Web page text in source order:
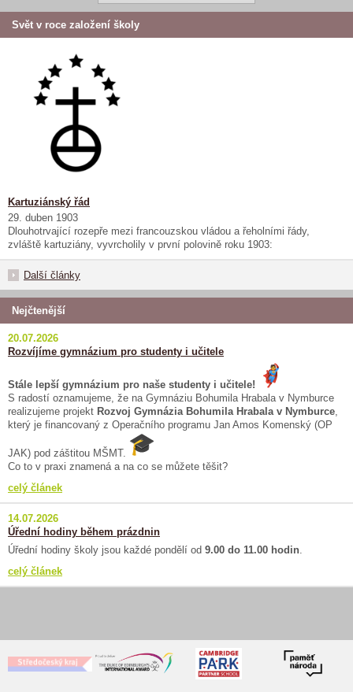
Svět v roce založení školy
Kartuziánský řád
29. duben 1903
Dlouhotrvající rozepře mezi francouzskou vládou a řeholními řády,
zvláště kartuziány, vyvrcholily v první polovině roku 1903:
Další články
Nejčtenější
20.07.2026
Rozvíjíme gymnázium pro studenty i učitele
Stále lepší gymnázium pro naše studenty i učitele!
S radostí oznamujeme, že na Gymnáziu Bohumila Hrabala v Nymburce
realizujeme projekt Rozvoj Gymnázia Bohumila Hrabala v Nymburce
který je financovaný z Operačního programu Jan Amos Komenský (OP
JAK) pod záštitou MŠMT.
Co to v praxi znamená a na co se můžete těšit?
celý článek
14.07.2026
Úřední hodiny během prázdnin
Úřední hodiny školy jsou každé pondělí od 9.00 do 11.00 hodin
celý článek